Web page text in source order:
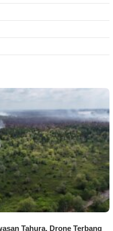
Tahura, Drone Terbang